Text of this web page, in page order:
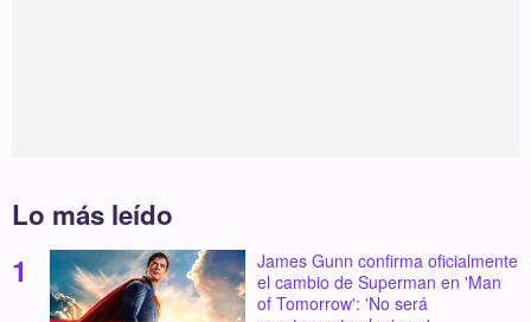
Lo más leído
James Gunn confirma oficialmente
el cambio de Superman en 'Man
of Tomorrow': 'No será